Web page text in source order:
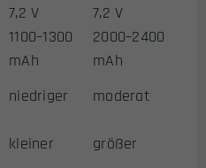
7,2 V
7,2 V
1100–1300
mAh
2000–2400
mAh
niedriger
moderat
kleiner
größer